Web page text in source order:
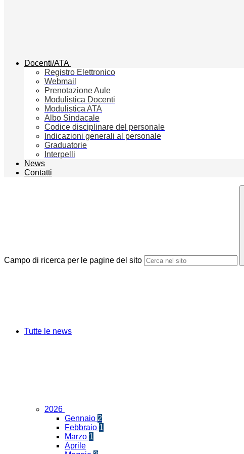
Docenti/ATA
Registro Elettronico
Webmail
Prenotazione Aule
Modulistica Docenti
Modulistica ATA
Albo Sindacale
Codice disciplinare del personale
Indicazioni generali al personale
Graduatorie
Interpelli
News
Contatti
Campo di ricerca per le pagine del sito
Tutte le news
2026
Gennaio 2
Febbraio 1
Marzo 1
Aprile